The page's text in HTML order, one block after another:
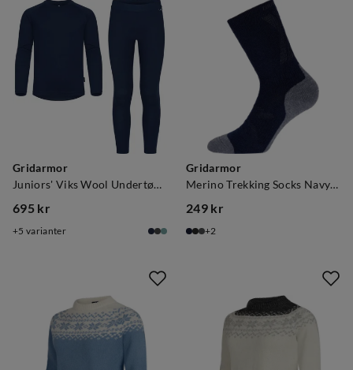
Gridarmor
Juniors' Viks Wool Undertøy Set Navy Blazer
price
695 kr
5 varianter
Gridarmor
Merino Trekking Socks Navy Blazer
price
249 kr
2